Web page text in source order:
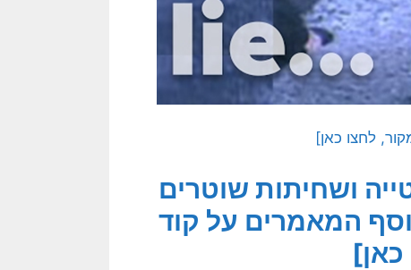
לחצו כאן]
ושחיתות שוטרים
המאמרים על קוד